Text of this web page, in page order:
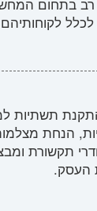
רב בתחום
לכלל
תשתיות
הנחת
תקשורת
העסק.